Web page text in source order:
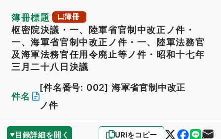
簿冊標題 簿冊
枢密院決議・一、陸軍省官制中改正ノ件・
一、海軍省官制中改正ノ件・一、陸軍法務官
及海軍法務官任用令廃止等ノ件・昭和十七年
三月二十八日決議
件名
[件名番号: 002] 海軍省官制中改正
ノ件
目録詳細を開く URIをコピー